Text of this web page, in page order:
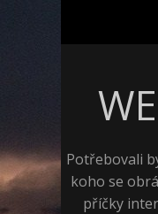
Potřebovali
koho se
příčky